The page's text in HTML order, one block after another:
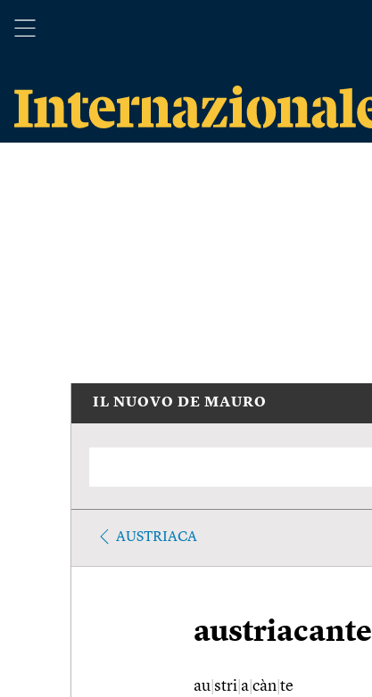
IL NUOVO DE MAURO
AUSTRIACA
austriacante
au stri a càn te